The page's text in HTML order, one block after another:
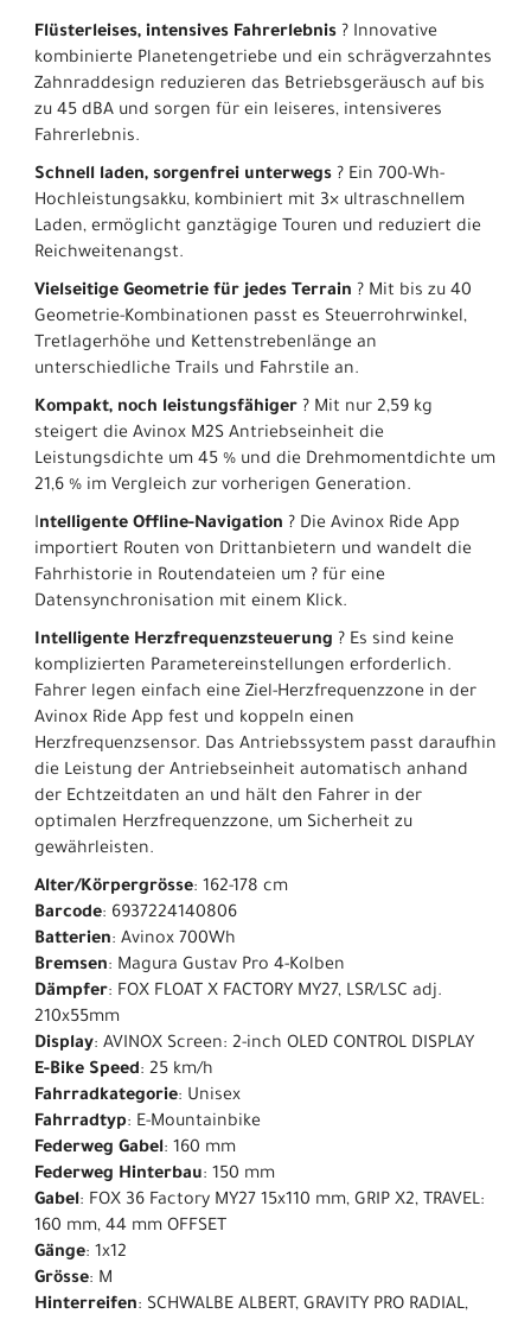
Flüsterleises, intensives Fahrerlebnis ? Innovative
kombinierte Planetengetriebe und ein schrägverzahntes
Zahnraddesign reduzieren das Betriebsgeräusch auf bis
zu 45 dBA und sorgen für ein leiseres, intensiveres
Fahrerlebnis.
Schnell laden, sorgenfrei unterwegs ? Ein 700-Wh-
Hochleistungsakku, kombiniert mit 3× ultraschnellem
Laden, ermöglicht ganztägige Touren und reduziert die
Reichweitenangst.
Vielseitige Geometrie für jedes Terrain ? Mit bis zu 40
Geometrie-Kombinationen passt es Steuerrohrwinkel,
Tretlagerhöhe und Kettenstrebenlänge an
unterschiedliche Trails und Fahrstile an.
Kompakt, noch leistungsfähiger ? Mit nur 2,59 kg
steigert die Avinox M2S Antriebseinheit die
Leistungsdichte um 45 % und die Drehmomentdichte um
21,6 % im Vergleich zur vorherigen Generation.
Intelligente Offline-Navigation ? Die Avinox Ride App
importiert Routen von Drittanbietern und wandelt die
Fahrhistorie in Routendateien um ? für eine
Datensynchronisation mit einem Klick.
Intelligente Herzfrequenzsteuerung ? Es sind keine
komplizierten Parametereinstellungen erforderlich.
Fahrer legen einfach eine Ziel-Herzfrequenzzone in der
Avinox Ride App fest und koppeln einen
Herzfrequenzsensor. Das Antriebssystem passt daraufhin
die Leistung der Antriebseinheit automatisch anhand
der Echtzeitdaten an und hält den Fahrer in der
optimalen Herzfrequenzzone, um Sicherheit zu
gewährleisten.
Alter/Körpergrösse: 162-178 cm
Barcode: 6937224140806
Batterien: Avinox 700Wh
Bremsen: Magura Gustav Pro 4-Kolben
Dämpfer: FOX FLOAT X FACTORY MY27, LSR/LSC adj.
210x55mm
Display: AVINOX Screen: 2-inch OLED CONTROL DISPLAY
E-Bike Speed: 25 km/h
Fahrradkategorie: Unisex
Fahrradtyp: E-Mountainbike
Federweg Gabel: 160 mm
Federweg Hinterbau: 150 mm
Gabel: FOX 36 Factory MY27 15x110 mm, GRIP X2, TRAVEL:
160 mm, 44 mm OFFSET
Gänge: 1x12
Grösse: M
Hinterreifen: SCHWALBE ALBERT, GRAVITY PRO RADIAL,